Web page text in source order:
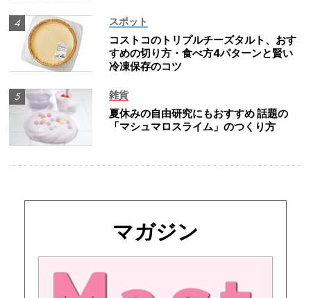
スポット
コストコのトリプルチーズタルト、おす
すめの切り方・食べ方4パターンと賢い
冷凍保存のコツ
雑貨
夏休みの自由研究にもおすすめ 話題の
「マシュマロスライム」のつくり方
マガジン